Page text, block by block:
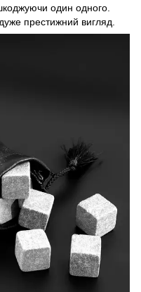
один одного.
престижний вигляд.